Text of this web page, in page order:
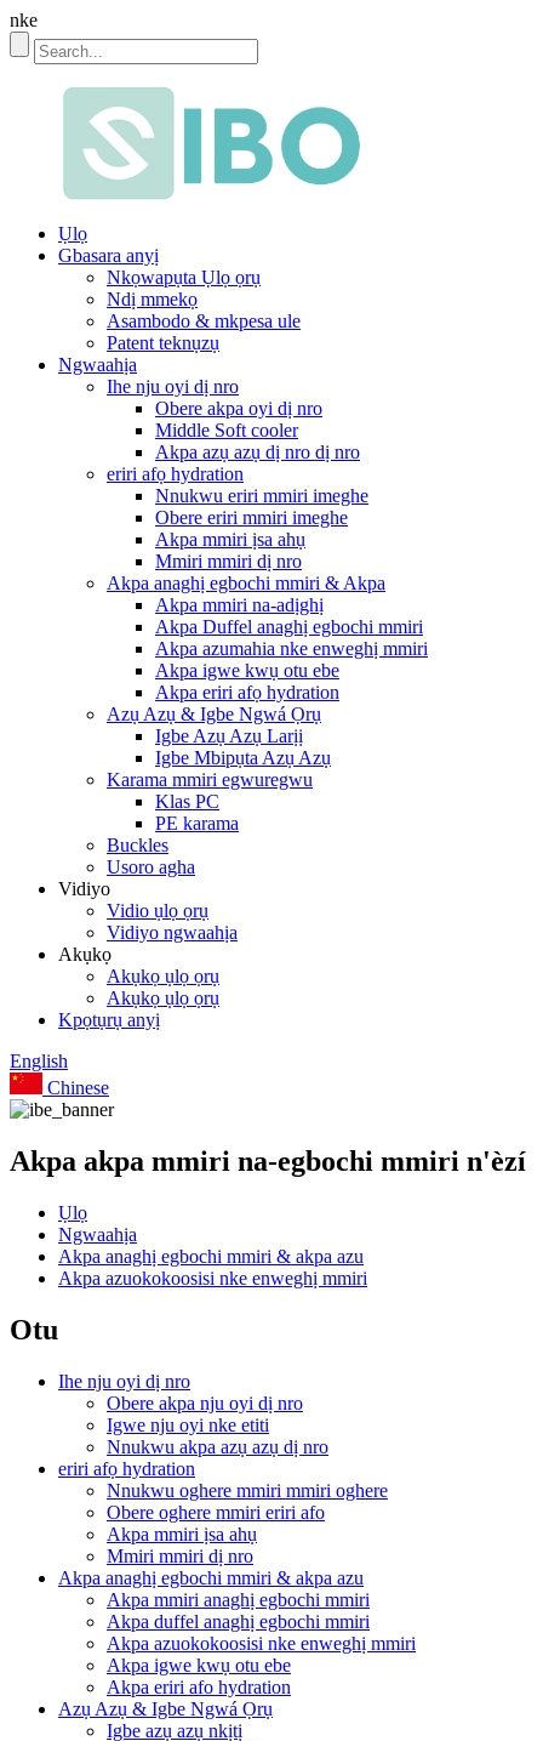
nke
Ụlọ
Gbasara anyị
Nkọwapụta Ụlọ ọrụ
Ndị mmekọ
Asambodo & mkpesa ule
Patent teknụzụ
Ngwaahịa
Ihe nju oyi dị nro
Obere akpa oyi dị nro
Middle Soft cooler
Akpa azụ azụ dị nro dị nro
eriri afọ hydration
Nnukwu eriri mmiri imeghe
Obere eriri mmiri imeghe
Akpa mmiri ịsa ahụ
Mmiri mmiri dị nro
Akpa anaghị egbochi mmiri & Akpa
Akpa mmiri na-adịghị
Akpa Duffel anaghị egbochi mmiri
Akpa azumahia nke enweghị mmiri
Akpa igwe kwụ otu ebe
Akpa eriri afọ hydration
Azụ Azụ & Igbe Ngwá Ọrụ
Igbe Azụ Azụ Larịị
Igbe Mbipụta Azụ Azụ
Karama mmiri egwuregwu
Klas PC
PE karama
Buckles
Usoro agha
Vidiyo
Vidio ụlọ ọrụ
Vidiyo ngwaahịa
Akụkọ
Akụkọ ụlọ ọrụ
Akụkọ ụlọ ọrụ
Kpọtụrụ anyị
English
Chinese
Akpa akpa mmiri na-egbochi mmiri n'èzí
Ụlọ
Ngwaahịa
Akpa anaghị egbochi mmiri & akpa azu
Akpa azuokokoosisi nke enweghị mmiri
Otu
Ihe nju oyi dị nro
Obere akpa nju oyi dị nro
Igwe nju oyi nke etiti
Nnukwu akpa azụ azụ dị nro
eriri afọ hydration
Nnukwu oghere mmiri mmiri oghere
Obere oghere mmiri eriri afo
Akpa mmiri ịsa ahụ
Mmiri mmiri dị nro
Akpa anaghị egbochi mmiri & akpa azu
Akpa mmiri anaghị egbochi mmiri
Akpa duffel anaghị egbochi mmiri
Akpa azuokokoosisi nke enweghị mmiri
Akpa igwe kwụ otu ebe
Akpa eriri afo hydration
Azụ Azụ & Igbe Ngwá Ọrụ
Igbe azụ azụ nkịtị